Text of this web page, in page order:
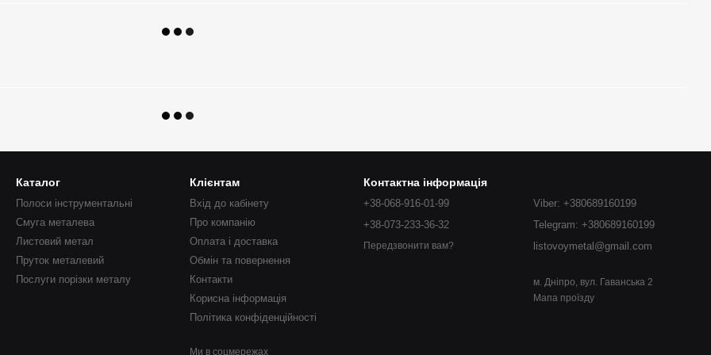
Каталог
Полоси інструментальні
Смуга металева
Листовий метал
Пруток металевий
Послуги порізки металу
Клієнтам
Вхід до кабінету
Про компанію
Оплата і доставка
Обмін та повернення
Контакти
Корисна інформація
Політика конфіденційності
Ми в соцмережах
Контактна інформація
+38-068-916-01-99
+38-073-233-36-32
Передзвонити вам?
Viber: +380689160199
Telegram: +380689160199
listovoymetal@gmail.com
м. Дніпро, вул. Гаванська 2
Мапа проїзду